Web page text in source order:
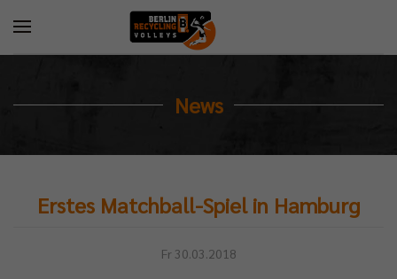
News
Erstes Matchball-Spiel in Hamburg
Fr 30.03.2018